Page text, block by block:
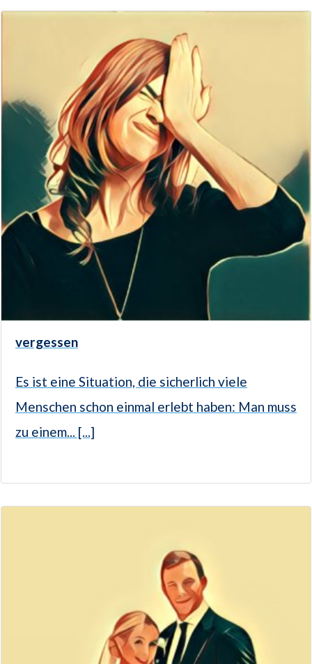
vergessen
Es ist eine Situation, die sicherlich viele
Menschen schon einmal erlebt haben: Man muss
zu einem... [...]